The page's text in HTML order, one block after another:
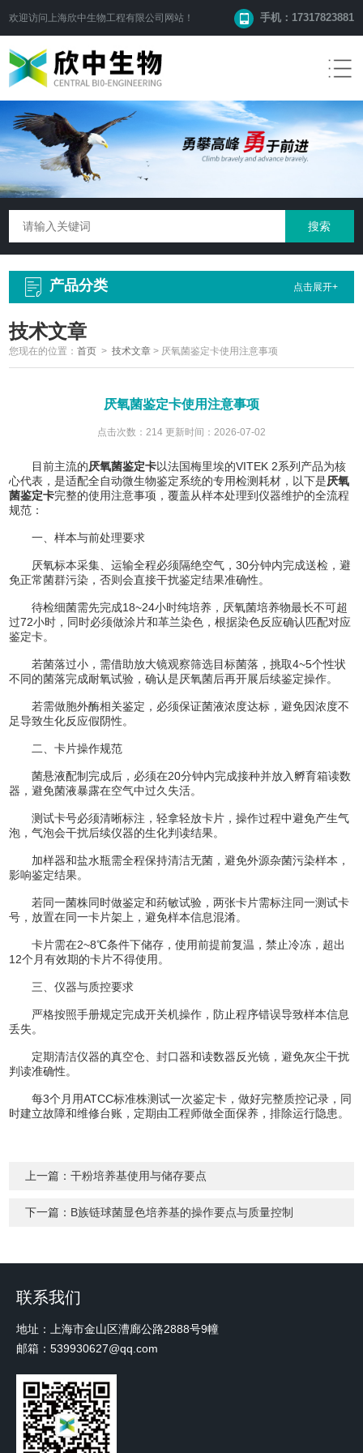
欢迎访问 上海欣中生物工程有限公司 网站！ 手机：17317823881
产品分类 点击展开+
技术文章
您现在的位置：首页 >技术文章 > 厌氧菌鉴定卡使用注意事项
厌氧菌鉴定卡使用注意事项
点击次数：214 更新时间：2026-07-02
目前主流的厌氧菌鉴定卡以法国梅里埃的VITEK 2系列产品为核
心代表，是适配全自动微生物鉴定系统的专用检测耗材，以下是厌氧
菌鉴定卡完整的使用注意事项，覆盖从样本处理到仪器维护的全流程
规范：
一、样本与前处理要求
厌氧标本采集、运输全程必须隔绝空气，30分钟内完成送检，避
免正常菌群污染，否则会直接干扰鉴定结果准确性。
待检细菌需先完成18~24小时纯培养，厌氧菌培养物最长不可超
过72小时，同时必须做涂片和革兰染色，根据染色反应确认匹配对应
鉴定卡。
若菌落过小，需借助放大镜观察筛选目标菌落，挑取4~5个性状
不同的菌落完成耐氧试验，确认是厌氧菌后再开展后续鉴定操作。
若需做胞外酶相关鉴定，必须保证菌液浓度达标，避免因浓度不
足导致生化反应假阴性。
二、卡片操作规范
菌悬液配制完成后，必须在20分钟内完成接种并放入孵育箱读数
器，避免菌液暴露在空气中过久失活。
测试卡号必须清晰标注，轻拿轻放卡片，操作过程中避免产生气
泡，气泡会干扰后续仪器的生化判读结果。
加样器和盐水瓶需全程保持清洁无菌，避免外源杂菌污染样本，
影响鉴定结果。
若同一菌株同时做鉴定和药敏试验，两张卡片需标注同一测试卡
号，放置在同一卡片架上，避免样本信息混淆。
卡片需在2~8℃条件下储存，使用前提前复温，禁止冷冻，超出
12个月有效期的卡片不得使用。
三、仪器与质控要求
严格按照手册规定完成开关机操作，防止程序错误导致样本信息
丢失。
定期清洁仪器的真空仓、封口器和读数器反光镜，避免灰尘干扰
判读准确性。
每3个月用ATCC标准株测试一次鉴定卡，做好完整质控记录，同
时建立故障和维修台账，定期由工程师做全面保养，排除运行隐患。
上一篇：干粉培养基使用与储存要点
下一篇： B族链球菌显色培养基的操作要点与质量控制
联系我们
地址：上海市金山区漕廊公路2888号9幢
邮箱：539930627@qq.com